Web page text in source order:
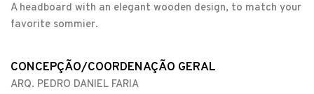
A headboard with an elegant wooden design, to match your
favorite sommier.
CONCEPÇÃO/COORDENAÇÃO GERAL
ARQ. PEDRO DANIEL FARIA